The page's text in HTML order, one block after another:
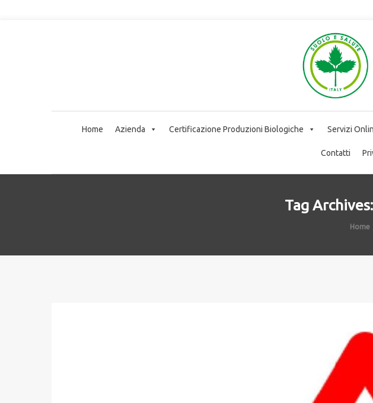
Home Azienda Certificazione Produzioni Biologiche Servizi
Contatti
Tag
Home